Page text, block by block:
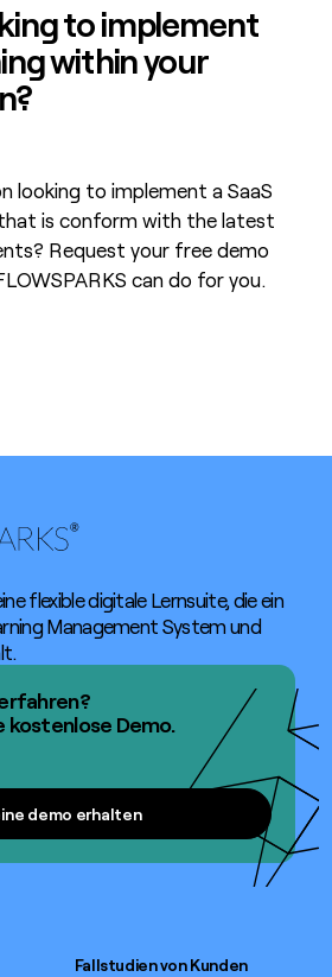
toimplement
within your
looking to implement a SaaS
is conform with the latest
Request your free demo
can do for you.
flexible digitale Lernsuite, die ein
Management System und
kostenlose Demo.
demo erhalten
Fallstudien von Kunden